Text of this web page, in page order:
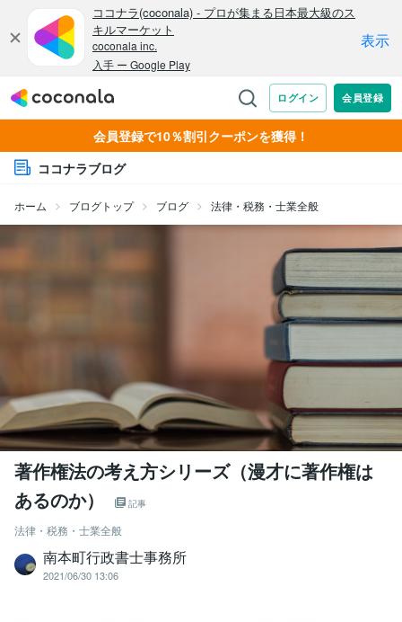
会員登録で10％割引クーポンを獲得！
ココナラブログ
ホーム ブログトップ ブログ 法律・税務・士業全般
著作権法の考え方シリーズ（漫才に著作権は
あるのか）
記事
法律・税務・士業全般
南本町行政書士事務所
2021/06/30 13:06